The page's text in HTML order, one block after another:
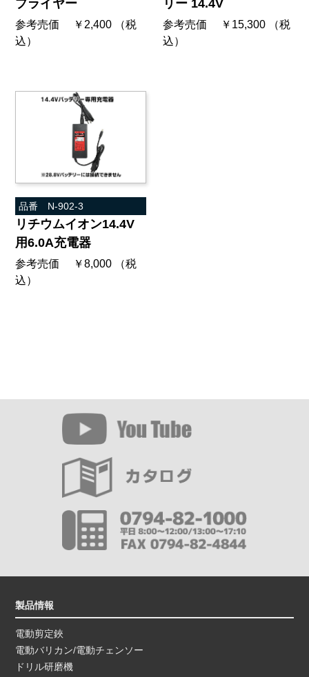
プライヤー
参考売価 ￥2,400 （税
込）
リー 14.4V
参考売価 ￥15,300 （税
込）
品番 N-902-3
リチウムイオン14.4V
用6.0A充電器
参考売価 ￥8,000 （税
込）
製品情報
電動剪定鋏
電動バリカン/電動チェンソー
ドリル研磨機